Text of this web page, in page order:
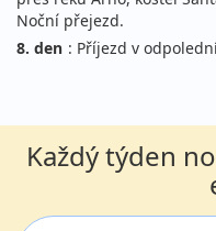
Noční přejezd.
8. den : Příjezd v
Každý týden